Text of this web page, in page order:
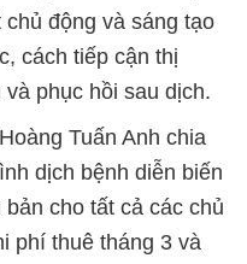
động và sáng tạo
cách tiếp cận thị
phục hồi sau dịch.
Hoàng Tuấn Anh chia
dịch bệnh diễn biến
cho tất cả các chủ
phí thuê tháng 3 và